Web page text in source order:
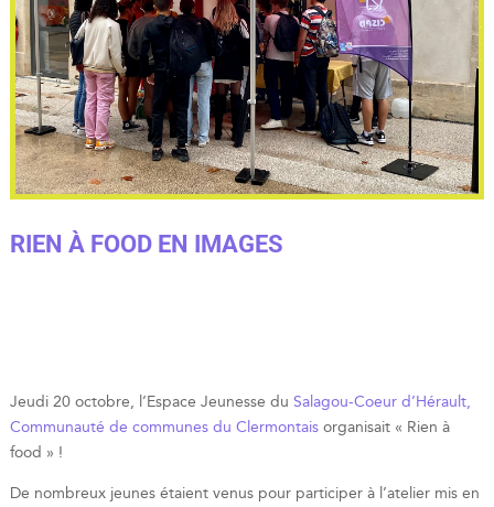
RIEN À FOOD EN IMAGES
Jeudi 20 octobre, l’Espace Jeunesse du Salagou-Coeur d’Hérault,
Communauté de communes du Clermontaisorganisait « Rien à
food » !
De nombreux jeunes étaient venus pour participer à l’atelier mis en